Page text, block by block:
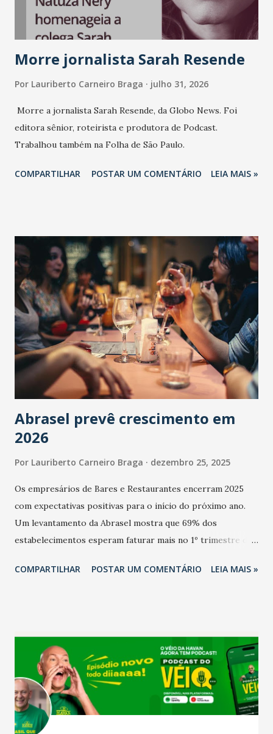
Vamos reforçar que ser genuíno sustenta a confiança entre
marcas, pessoas e mercado", afirma Tamires So...
Morre jornalista Sarah Resende
Por Lauriberto Carneiro Braga julho 31, 2026
Morre a jornalista Sarah Resende, da Globo News. Foi
editora sênior, roteirista e produtora de Podcast.
Trabalhou também na Folha de São Paulo.
COMPARTILHAR POSTAR UM COMENTÁRIO LEIA MAIS »
Abrasel prevê crescimento em
2026
Por Lauriberto Carneiro Braga dezembro 25, 2025
Os empresários de Bares e Restaurantes encerram 2025
com expectativas positivas para o início do próximo ano.
Um levantamento da Abrasel mostra que 69% dos
estabelecimentos esperam faturar mais no 1º trimestre de
relação ao último trimestre deste ano, 56% também
confraternizações de fim de ano e pelo pagamento do 13º
Salário para um número maior de trabalhadores, já que o
país tem a menor taxa de desemprego dos anos recentes.
Ainda segundo a Pesquisa, em novembro de 2025, 40% dos
bares e restaurantes operaram com lucro e outros 40%
registraram equilíbrio financeiro. Já o percentual de
COMPARTILHAR POSTAR UM COMENTÁRIO LEIA MAIS »